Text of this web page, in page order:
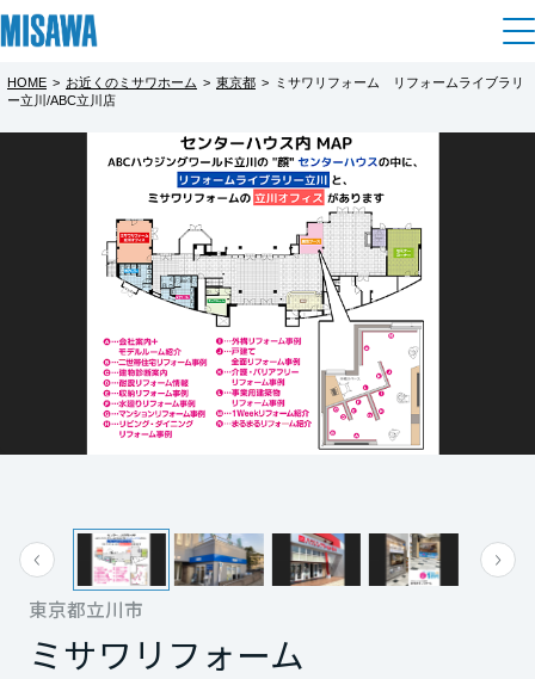
住まい
商品ラインアップ
テクノロジー（住まいの性能）
建築事例・建築実例
インテリア
住まいづくりガイド
買う
個人のお客さま
賃貸併用住宅
店舗・各種施設
土地活用実例
法人のお客さま
リフォーム
戸建て・マンション
ミサワリフォームとは
リフォームメニュー
リフォーム事例
事業用
まちづくり
複合開発・投資開発
再開発・官民連携事業
分譲マンション開発事業
収益不動産・投資開発事業
オーナーサポート
住まいるりんぐ（ロングサポート）
企業・IR
ニュース
展示場・イベント情報
カタログ請求
住まいのご相談
HOME > お近くのミサワホーム > 東京都 >
ミサワリフォーム リフォームライブラリ
ー立川/ABC立川店
東京都立川市
ミサワリフォーム
都道府県を選択
北海道
青森県
宮城県